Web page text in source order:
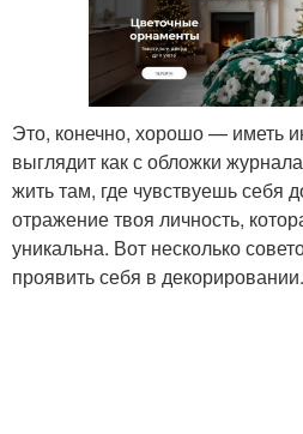
Это, конечно, хорошо — иметь
выглядит как с обложки
жить там, где чувствуешь себя
отражение твоя личность,
уникальна. Вот несколько
проявить себя в декорировании.